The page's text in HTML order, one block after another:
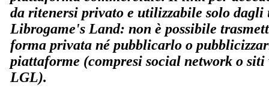
da ritenersi privato e utilizzabile solo
Librogame's Land: non è possibile
forma privata né pubblicarlo o
piattaforme (compresi social network o
LGL).